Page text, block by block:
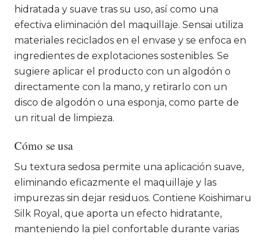
hidratada y suave tras su uso, así como una
efectiva eliminación del maquillaje. Sensai utiliza
materiales reciclados en el envase y se enfoca en
ingredientes de explotaciones sostenibles. Se
sugiere aplicar el producto con un algodón o
directamente con la mano, y retirarlo con un
disco de algodón o una esponja, como parte de
un ritual de limpieza.
Cómo se usa
Su textura sedosa permite una aplicación suave,
eliminando eficazmente el maquillaje y las
impurezas sin dejar residuos. Contiene Koishimaru
Silk Royal, que aporta un efecto hidratante,
manteniendo la piel confortable durante varias